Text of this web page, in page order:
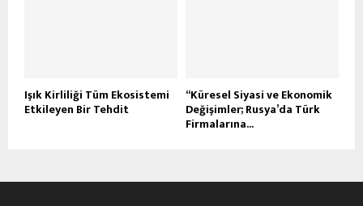
Işık Kirliliği Tüm Ekosistemi
Etkileyen Bir Tehdit
“Küresel Siyasi ve Ekonomik
Değişimler; Rusya’da Türk
Firmalarına...